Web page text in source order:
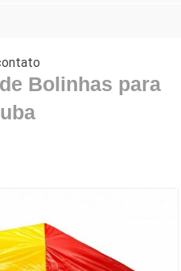
Bolinhas para